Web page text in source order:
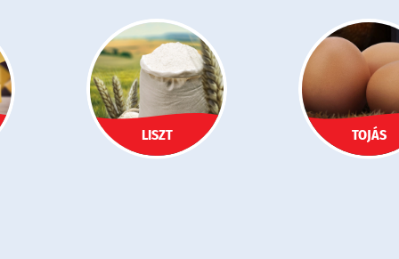
LISZT TOJÁS